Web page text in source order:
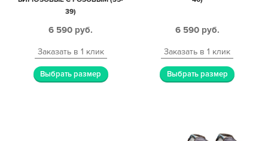
39)
6 590 руб.
Заказать в 1 клик
Выбрать размер
6 590 руб.
Заказать в 1 клик
Выбрать размер